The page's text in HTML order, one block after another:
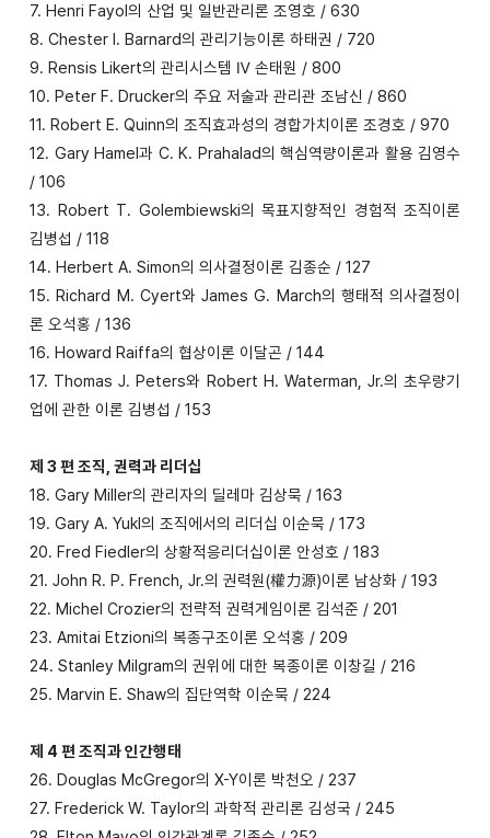
7. Henri Fayol의 산업 및 일반관리론 조영호 / 630
8. Chester I. Barnard의 관리기능이론 하태권 / 720
9. Rensis Likert의 관리시스템 Ⅳ 손태원 / 800
10. Peter F. Drucker의 주요 저술과 관리관 조남신 / 860
11. Robert E. Quinn의 조직효과성의 경합가치이론 조경호 / 970
12. Gary Hamel과 C. K. Prahalad의 핵심역량이론과 활용 김영수
/ 106
13. Robert T. Golembiewski의 목표지향적인 경험적 조직이론
김병섭 / 118
14. Herbert A. Simon의 의사결정이론 김종순 / 127
15. Richard M. Cyert와 James G. March의 행태적 의사결정이
론 오석홍 / 136
16. Howard Raiffa의 협상이론 이달곤 / 144
17. Thomas J. Peters와 Robert H. Waterman, Jr.의 초우량기
업에 관한 이론 김병섭 / 153
제 3 편 조직, 권력과 리더십
18. Gary Miller의 관리자의 딜레마 김상묵 / 163
19. Gary A. Yukl의 조직에서의 리더십 이순묵 / 173
20. Fred Fiedler의 상황적응리더십이론 안성호 / 183
21. John R. P. French, Jr.의 권력원(權力源)이론 남상화 / 193
22. Michel Crozier의 전략적 권력게임이론 김석준 / 201
23. Amitai Etzioni의 복종구조이론 오석홍 / 209
24. Stanley Milgram의 권위에 대한 복종이론 이창길 / 216
25. Marvin E. Shaw의 집단역학 이순묵 / 224
제 4 편 조직과 인간행태
26. Douglas McGregor의 X-Y이론 박천오 / 237
27. Frederick W. Taylor의 과학적 관리론 김성국 / 245